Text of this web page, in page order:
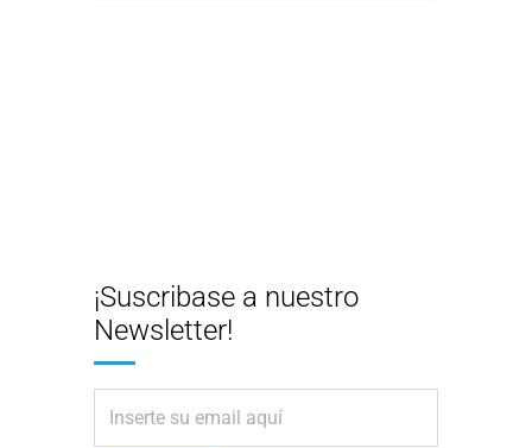
¡Suscribase a nuestro
Newsletter!